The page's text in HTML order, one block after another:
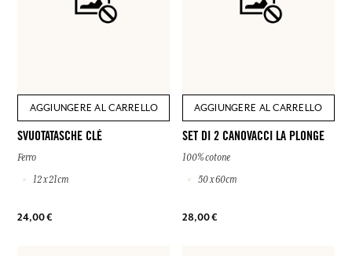
AGGIUNGERE AL CARRELLO
SVUOTATASCHE CLÉ
Ferro
12 x 21cm
24,00 €
AGGIUNGERE AL CARRELLO
SET DI 2 CANOVACCI LA PLONGE
100% cotone
50 x 60cm
28,00 €